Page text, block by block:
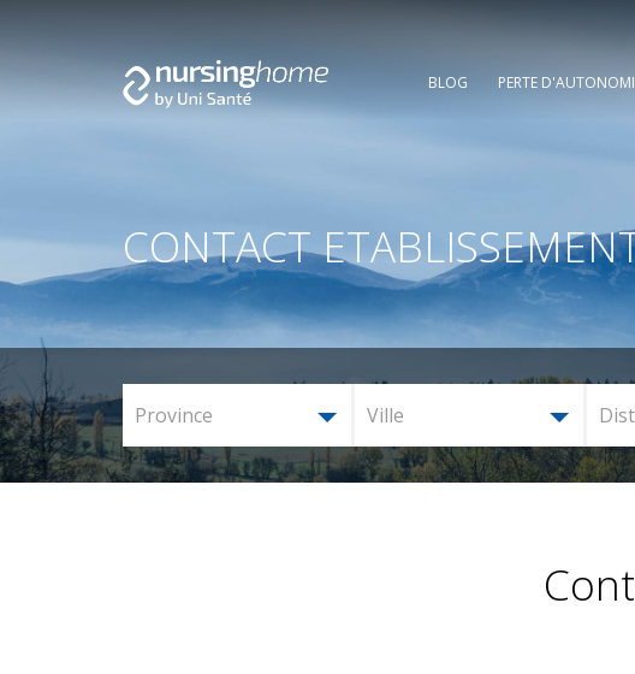
BLOG PERTE
CONTACT
Province Ville